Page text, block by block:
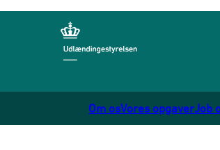
Om osVores opgaverJob